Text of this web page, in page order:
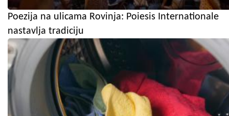
Poezija na ulicama Rovinja: Poiesis Internationale
nastavlja tradiciju